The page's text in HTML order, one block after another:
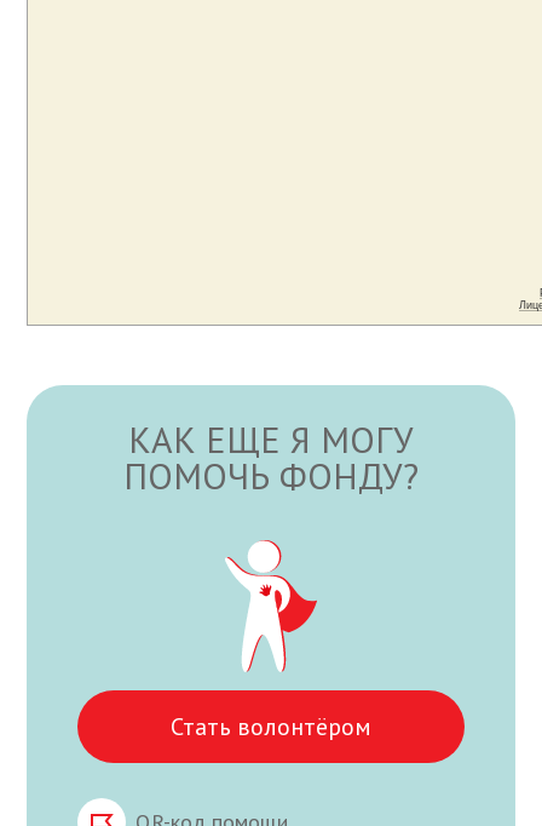
КАК ЕЩЕ Я МОГУ
ПОМОЧЬ ФОНДУ?
Стать волонтёром